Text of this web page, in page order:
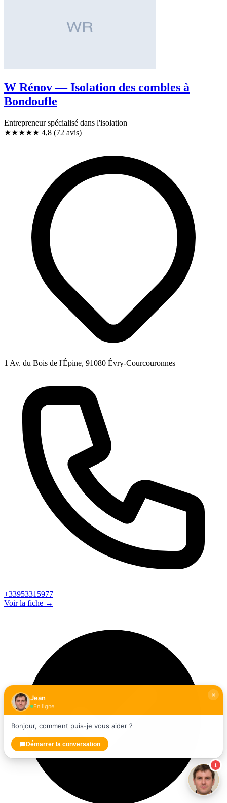
W Rénov — Isolation des combles à
Bondoufle
Entrepreneur spécialisé dans l'isolation
★★★★★ 4,8 (72 avis)
1 Av. du Bois de l'Épine, 91080 Évry-Courcouronnes
+33953315977
Voir la fiche →
1
Jean
En ligne
Bonjour, comment puis-je vous aider ?
Démarrer la conversation